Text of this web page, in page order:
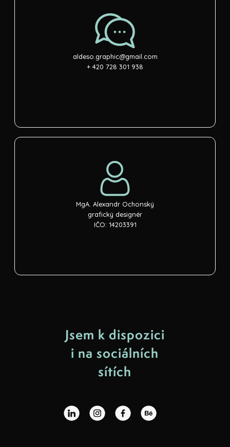
aldeso.graphic@gmail.com
+ 420 728 301 938
MgA. Alexandr Ochonský
grafický designér
IČO: 14203391
Jsem k dispozici
i na sociálních
sítích